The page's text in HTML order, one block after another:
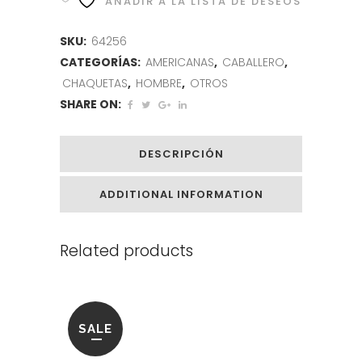
SKU: 64256
CATEGORÍAS: AMERICANAS, CABALLERO,
CHAQUETAS, HOMBRE, OTROS
SHARE ON:
DESCRIPCIÓN
ADDITIONAL INFORMATION
Related products
SALE